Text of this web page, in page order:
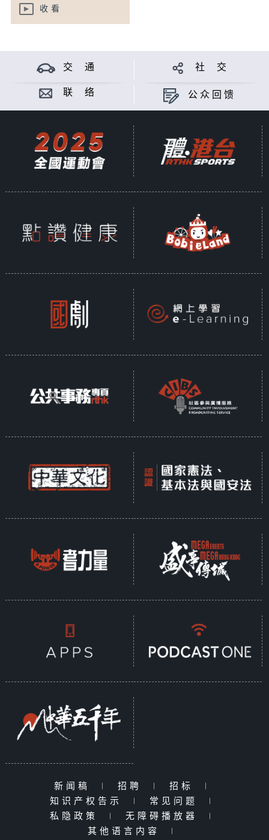
收看
交 通 社 交
联 络 公众回馈
新闻稿 | 招聘 | 招标
|
知识产权告示
| 常见问题
|
私隐政策
| 无障碍播放器
|
其他语言内容
|